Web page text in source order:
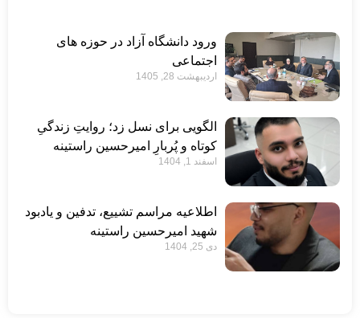
ورود دانشگاه آزاد در حوزه های
اجتماعی
اردیبهشت 28, 1405
الگویی برای نسل زد؛ روایتِ زندگیِ
کوتاه و پُربارِ امیرحسین راستینه
اسفند 1, 1404
اطلاعیه مراسم تشییع، تدفین و یادبود
شهید امیرحسین راستینه
دی 25, 1404